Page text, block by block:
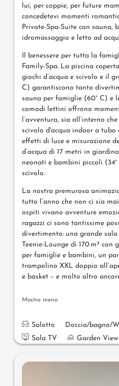
lui, per coppie, per future
concedetevi momenti
Private-Spa-Suite con sauna,
idromassaggio e letto ad
Il benessere per tutta la
Family-Spa. La piscina
giochi d’acqua e scivolo e il
C) garantiscono tanto
sauna per famiglie (60° C) e
comodi lettini offrono
l’avventura, sia all‘interno
scivolo d'acqua indoor a tubo
effetti di luce e misurazione
d’acqua di 17 metri in
neonati e bambini piccoli (34°
scivolo.
La nostra premurosa
tutto l’anno che non ci sia
ospiti vivano avventure
ragazzi ci sono tantissime
divertimento: una grande
Teenie-Lounge di 170 m²
per famiglie e bambini, un
trampolino XXL doppio
e basket – e molto altro
Mostra meno
Salotto Doccia/bagno/
Sala TV
Garden View